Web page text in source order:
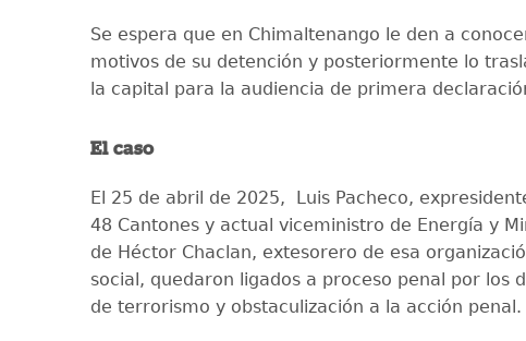
Se espera que en Chimaltenango le den a
motivos de su detención y posteriormente lo
la capital para la audiencia de primera
El caso
El 25 de abril de 2025, Luis Pacheco,
48 Cantones y actual viceministro de Energía y
de Héctor Chaclan, extesorero de esa
social, quedaron ligados a proceso penal por los
de terrorismo y obstaculización a la acción penal.